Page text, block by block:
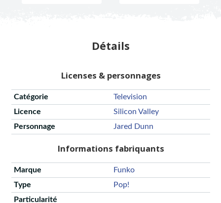
Détails
Licenses & personnages
Catégorie
Television
Licence
Silicon Valley
Personnage
Jared Dunn
Informations fabriquants
Marque
Funko
Type
Pop!
Particularité